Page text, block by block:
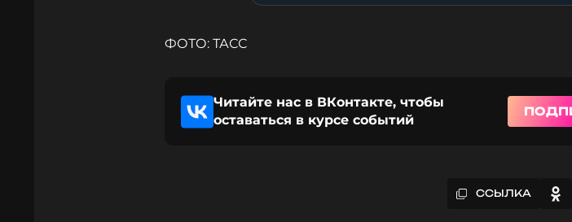
ФОТО: ТАСС
Читайте нас в ВКонтакте, чтобы
оставаться в курсе событий
ССЫЛКА